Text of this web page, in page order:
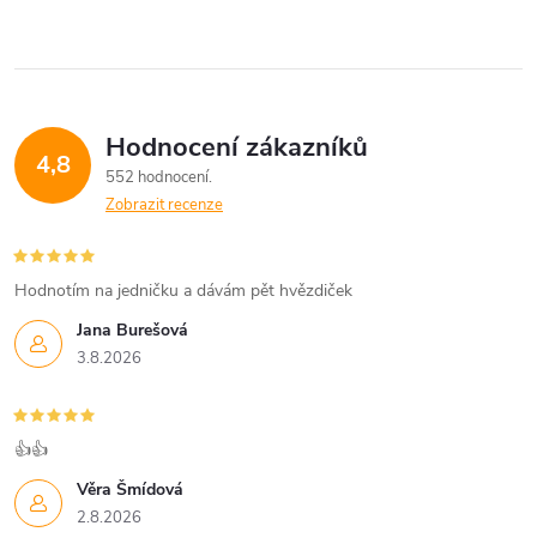
4,8 Hodnocení zákazníků
552 hodnocení
Zobrazit recenze
Jana Burešová
3.8.2026
Hodnotím na jedničku a dávám pět hvězdiček
Věra Šmídová
2.8.2026
👍👍